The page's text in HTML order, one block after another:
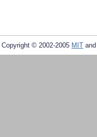
Copyright © 2002-2005 MIT